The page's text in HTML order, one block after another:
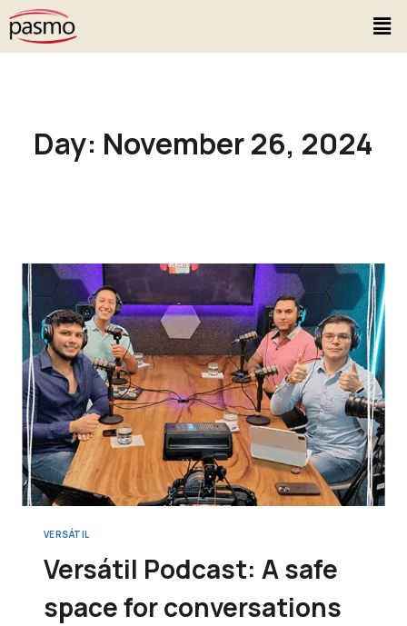
Day: November 26, 2024
VERSÁTIL
Versátil Podcast: A safe
space for conversations